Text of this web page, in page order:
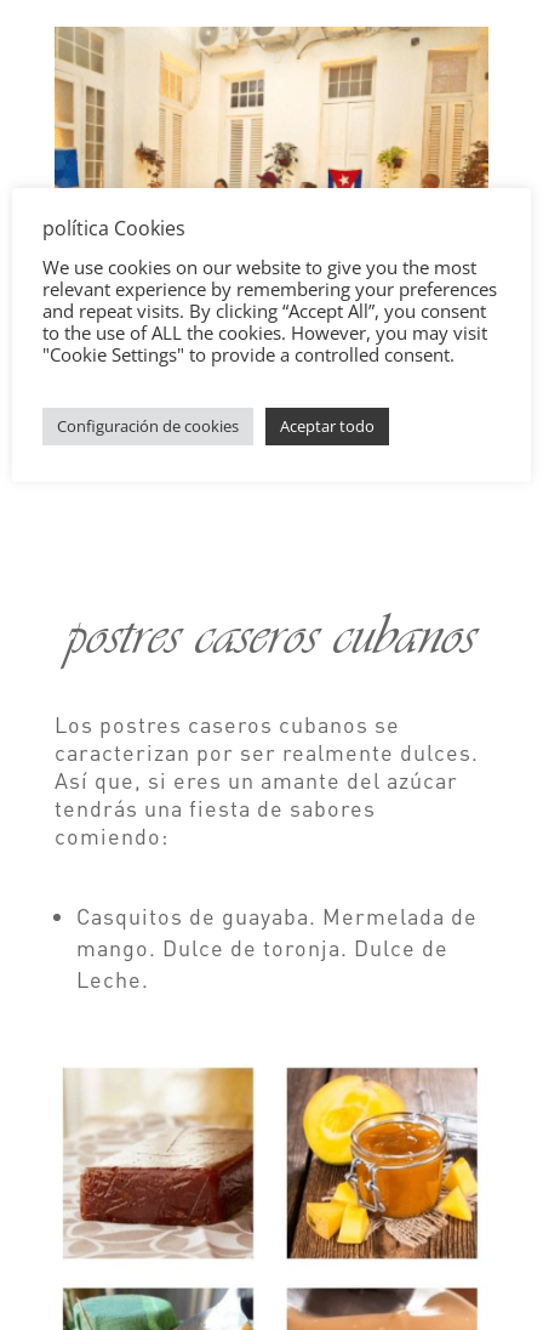
postres caseros cubanos
Los postres caseros cubanos se
caracterizan por ser realmente dulces.
Así que, si eres un amante del azúcar
tendrás una fiesta de sabores
comiendo:
Casquitos de guayaba. Mermelada de
mango. Dulce de toronja. Dulce de
Leche.
política Cookies
We use cookies on our website to give you the most
relevant experience by remembering your preferences
and repeat visits. By clicking “Accept All”, you consent
to the use of ALL the cookies. However, you may visit
"Cookie Settings" to provide a controlled consent.
Configuración de cookies Aceptar todo